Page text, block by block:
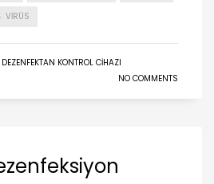
VIRÜS
DEZENFEKTAN KONTROL CIHAZI
NO COMMENTS